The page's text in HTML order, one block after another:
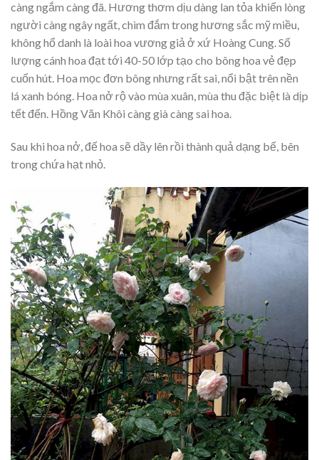
càng ngắm càng đã. Hương thơm dịu dàng lan tỏa khiến lòng
người càng ngây ngất, chìm đắm trong hương sắc mỹ miều,
không hổ danh là loài hoa vương giả ở xứ Hoàng Cung. Số
lượng cánh hoa đạt tới 40-50 lớp tạo cho bông hoa vẻ đẹp
cuốn hút. Hoa mọc đơn bông nhưng rất sai, nổi bật trên nền
lá xanh bóng. Hoa nở rộ vào mùa xuân, mùa thu đặc biệt là dịp
tết đến. Hồng Văn Khôi càng già càng sai hoa.
Sau khi hoa nở, đế hoa sẽ dầy lên rồi thành quả dạng bế, bên
trong chứa hạt nhỏ.